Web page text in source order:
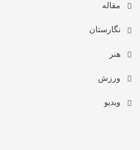
مقاله
نگارستان
هنر
ورزش
ویدیو